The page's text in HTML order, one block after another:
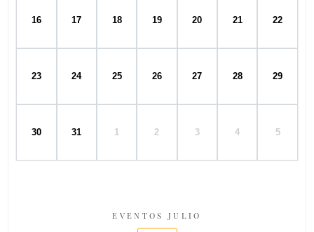
16 17 18 19 20 21 22
23 24 25 26 27 28 29
30 31 1 2 3 4 5
EVENTOS JULIO